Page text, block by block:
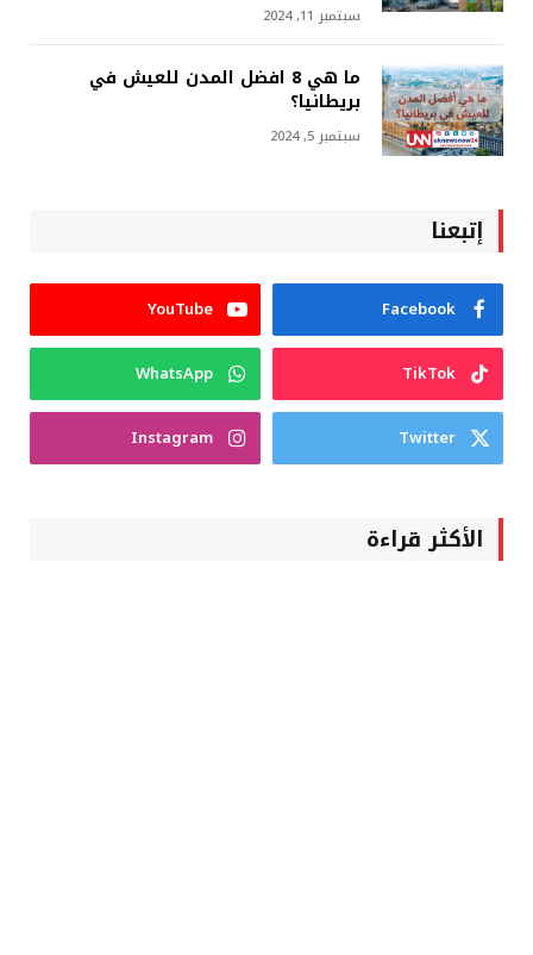
سبتمبر 11, 2024
ما هي 8 افضل المدن للعيش في
بريطانيا؟
سبتمبر 5, 2024
إتبعنا
Facebook
YouTube
TikTok
WhatsApp
Twitter
Instagram
الأكثر قراءة